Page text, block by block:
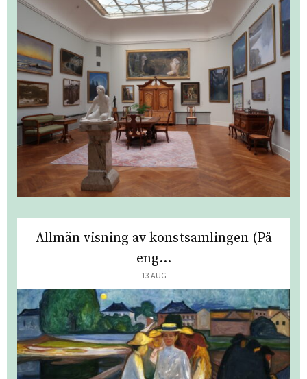
Allmän visning av konstsamlingen (På
eng...
13 AUG